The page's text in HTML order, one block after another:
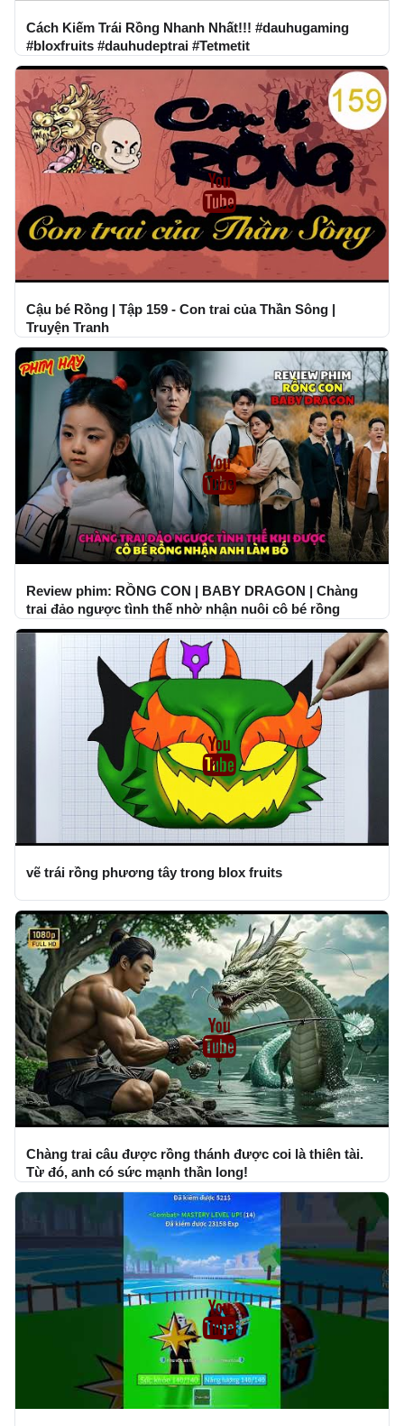
Cách Kiếm Trái Rồng Nhanh Nhất!!! #dauhugaming
#bloxfruits #dauhudeptrai #Tetmetit
Cậu bé Rồng | Tập 159 - Con trai của Thần Sông |
Truyện Tranh
Review phim: RỒNG CON | BABY DRAGON | Chàng
trai đảo ngược tình thế nhờ nhận nuôi cô bé rồng
vẽ trái rồng phương tây trong blox fruits
Chàng trai câu được rồng thánh được coi là thiên tài.
Từ đó, anh có sức mạnh thần long!